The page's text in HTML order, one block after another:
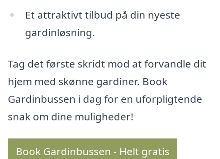
Et attraktivt tilbud på din nyeste
gardinløsning.
Tag det første skridt mod at forvandle dit
hjem med skønne gardiner. Book
Gardinbussen i dag for en uforpligtende
snak om dine muligheder!
Book Gardinbussen - Helt gratis